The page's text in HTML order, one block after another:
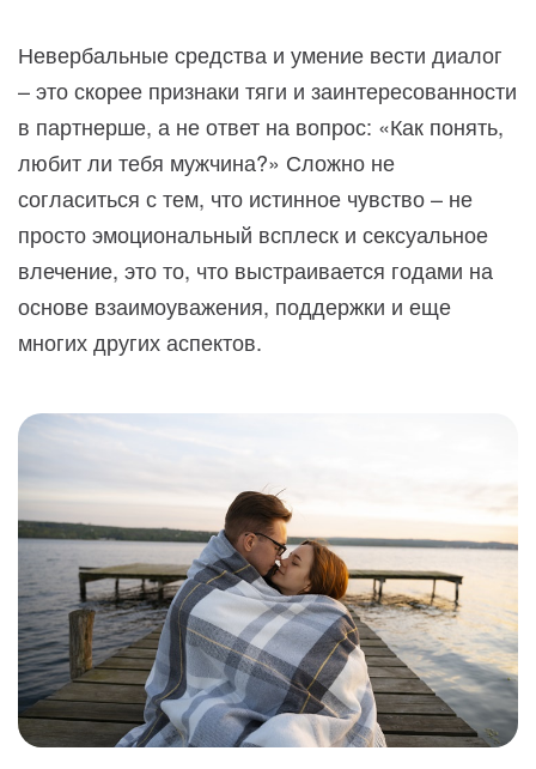
Невербальные средства и умение вести диалог
– это скорее признаки тяги и заинтересованности
в партнерше, а не ответ на вопрос: «Как понять,
любит ли тебя мужчина?» Сложно не
согласиться с тем, что истинное чувство – не
просто эмоциональный всплеск и сексуальное
влечение, это то, что выстраивается годами на
основе взаимоуважения, поддержки и еще
многих других аспектов.